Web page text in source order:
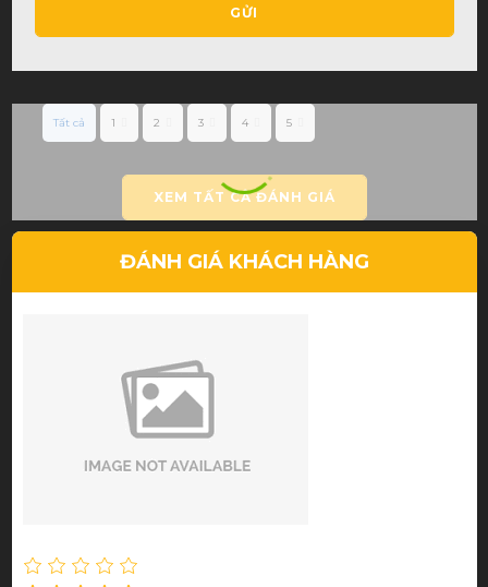
GỬI
Tất cả 1 2 3 4 5
XEM TẤT CẢ ĐÁNH GIÁ
ĐÁNH GIÁ KHÁCH HÀNG